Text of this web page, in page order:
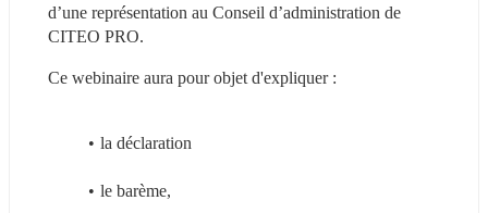
d’une représentation au Conseil d’administration de
CITEO PRO.
Ce webinaire aura pour objet d'expliquer :
la déclaration
le barème,